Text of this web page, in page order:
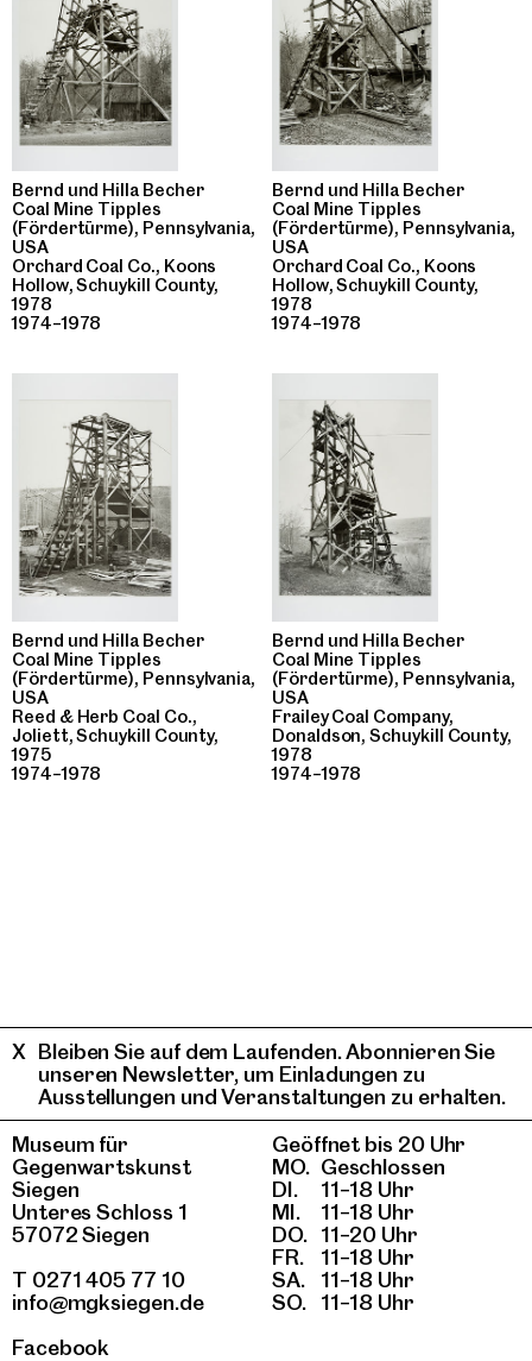
Bernd und Hilla Becher
Coal Mine Tipples
(Fördertürme), Pennsylvania,
USA
Orchard Coal Co., Koons
Hollow, Schuykill County,
1978
1974–1978
Bernd und Hilla Becher
Coal Mine Tipples
(Fördertürme), Pennsylvania,
USA
Orchard Coal Co., Koons
Hollow, Schuykill County,
1978
1974–1978
Bernd und Hilla Becher
Coal Mine Tipples
(Fördertürme), Pennsylvania,
USA
Reed & Herb Coal Co.,
Joliett, Schuykill County,
1975
1974–1978
Bernd und Hilla Becher
Coal Mine Tipples
(Fördertürme), Pennsylvania,
USA
Frailey Coal Company,
Donaldson, Schuykill County,
1978
1974–1978
Museum für
Gegenwartskunst
Siegen
Unteres Schloss 1
57072 Siegen
T 0271 405 77 10
info@mgksiegen.de
Facebook
Geöffnet bis 20 Uhr
MO. Geschlossen
DI.
11–18 Uhr
MI.
11–18 Uhr
DO. 11–20 Uhr
FR.
11–18 Uhr
SA.
11–18 Uhr
SO.
11–18 Uhr
Bleiben Sie auf dem Laufenden. Abonnieren Sie
unseren Newsletter, um Einladungen zu
Ausstellungen und Veranstaltungen zu erhalten.